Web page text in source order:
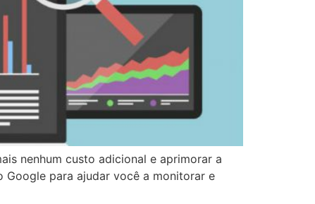
nenhum custo adicional e aprimorar a
Google para ajudar você a monitorar e